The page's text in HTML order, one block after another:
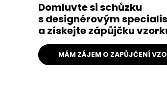
Domluvte si schůzku
s designérovým
a získejte zápůjčku
MÁM ZÁJEM O ZAPŮJČENÍ